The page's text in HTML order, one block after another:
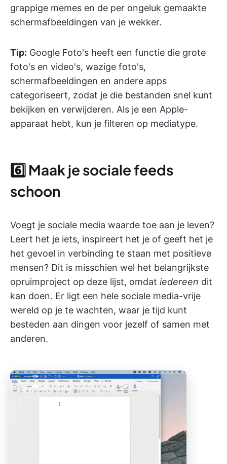
grappige memes en de per ongeluk gemaakte
schermafbeeldingen van je wekker.
Tip: Google Foto's heeft een functie die grote
foto's en video's, wazige foto's,
schermafbeeldingen en andere apps
categoriseert, zodat je die bestanden snel kunt
bekijken en verwijderen. Als je een Apple-
apparaat hebt, kun je filteren op mediatype.
6️⃣ Maak je sociale feeds
schoon
Voegt je sociale media waarde toe aan je leven?
Leert het je iets, inspireert het je of geeft het je
het gevoel in verbinding te staan met positieve
mensen? Dit is misschien wel het belangrijkste
opruimproject op deze lijst, omdat iedereen dit
kan doen. Er ligt een hele sociale media-vrije
wereld op je te wachten, waar je tijd kunt
besteden aan dingen voor jezelf of samen met
anderen.